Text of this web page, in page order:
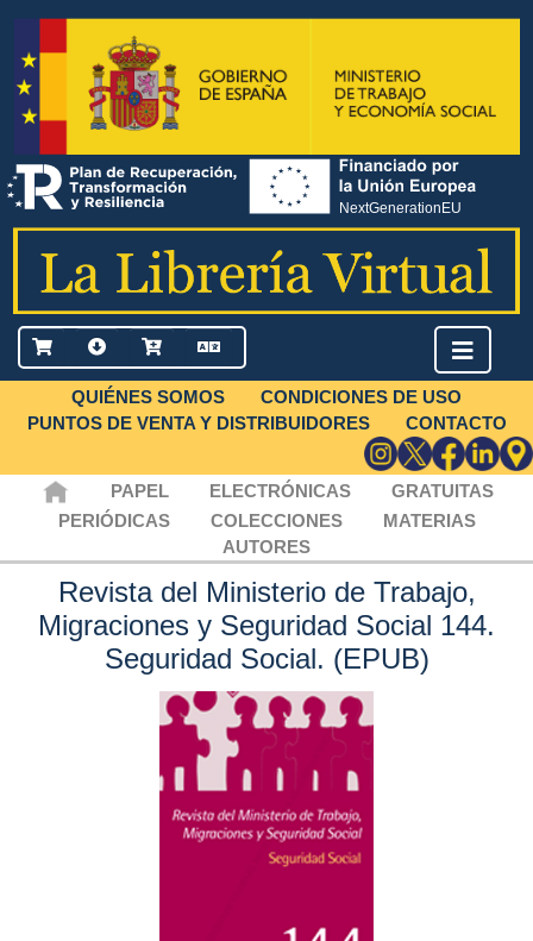
QUIÉNES SOMOS
CONDICIONES DE USO
PUNTOS DE VENTA Y DISTRIBUIDORES
CONTACTO
PAPEL ELECTRÓNICAS
GRATUITAS
PERIÓDICAS
COLECCIONES
MATERIAS
AUTORES
Revista del Ministerio de Trabajo,
Migraciones y Seguridad Social 144.
Seguridad Social. (EPUB)